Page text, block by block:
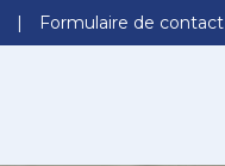
Formulaire de contact